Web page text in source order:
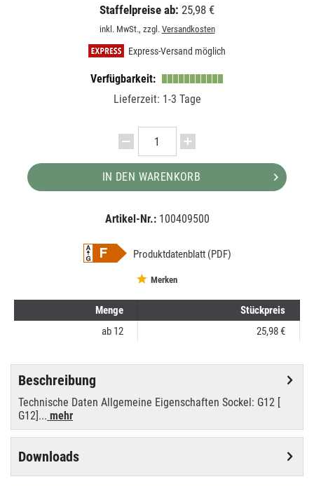
Staffelpreise ab: 25,98 €
inkl. MwSt., zzgl. Versandkosten
Express-Versand möglich
Verfügbarkeit:
Lieferzeit: 1-3 Tage
IN DEN WARENKORB
Artikel-Nr.: 100409500
Produktdatenblatt (PDF)
Merken
Menge
Stückpreis
ab 12 25,98 €
Beschreibung
Technische Daten Allgemeine Eigenschaften Sockel: G12 [
G12]... mehr
Downloads